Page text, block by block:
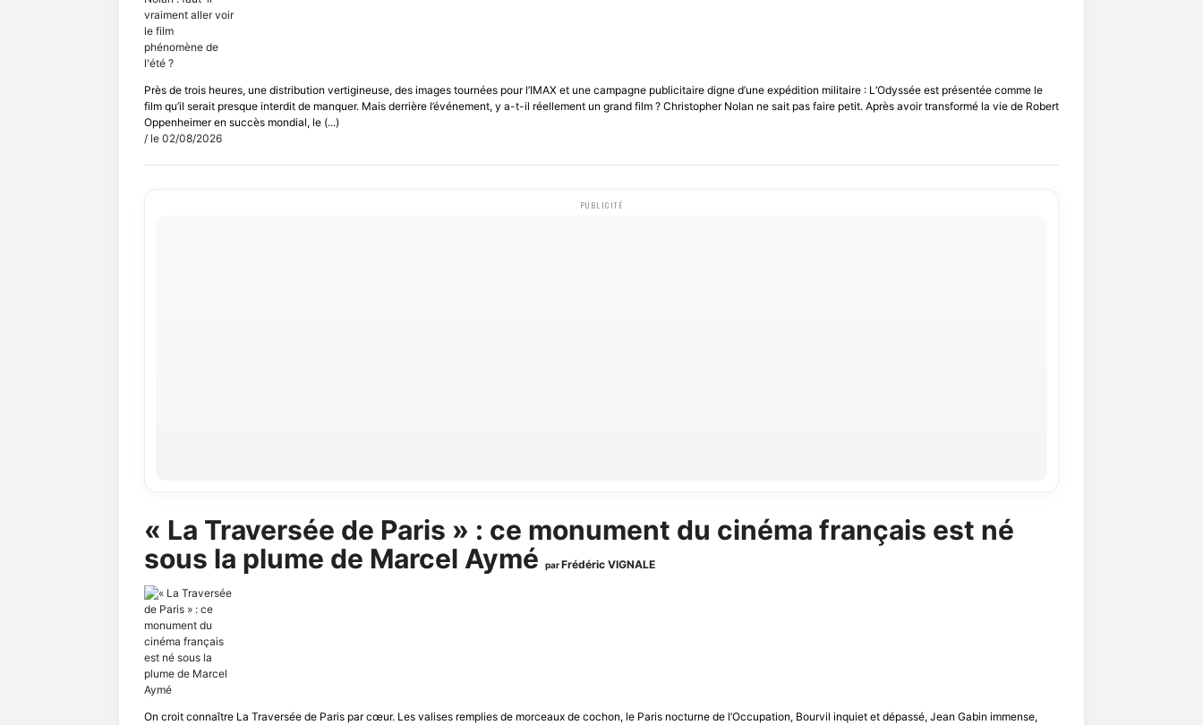
Près de trois heures, une distribution vertigineuse, des images tournées pour l’IMAX et une campagne publicitaire digne d’une expédition militaire : L’Odyssée est présentée comme le
film qu’il serait presque interdit de manquer. Mais derrière l’événement, y a-t-il réellement un grand film ? Christopher Nolan ne sait pas faire petit. Après avoir transformé la vie de Robert
Oppenheimer en succès mondial, le (...)
/ le 02/08/2026
PUBLICITÉ
« La Traversée de Paris » : ce monument du cinéma français est né
sous la plume de Marcel Aymé
parFrédéric VIGNALE
On croit connaître La Traversée de Paris par cœur. Les valises remplies de morceaux de cochon, le Paris nocturne de l’Occupation, Bourvil inquiet et dépassé, Jean Gabin immense,